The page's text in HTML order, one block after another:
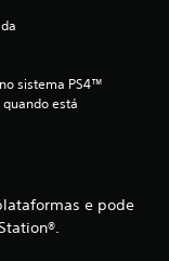
i
c
sistema PS4™
está
e pode